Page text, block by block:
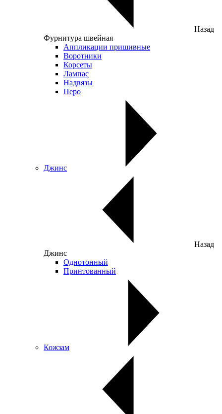
Назад
Фурнитура швейная
Аппликации пришивные
Воротники
Корсеты
Лампас
Надвязы
Перо
Джинс
Назад
Джинс
Однотонный
Принтованный
Кожзам